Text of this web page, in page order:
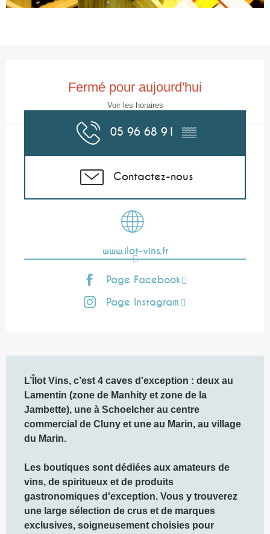
Fermé pour aujourd'hui
Voir les horaires
05 96 68 91 ▒▒
Contactez-nous
www.ilot-vins.fr
Page Facebook
Page Instagram
L’Îlot Vins, c’est 4 caves d'exception : deux au
Lamentin (zone de Manhity et zone de la
Jambette), une à Schoelcher au centre
commercial de Cluny et une au Marin, au village
du Marin.
Les boutiques sont dédiées aux amateurs de
vins, de spiritueux et de produits
gastronomiques d'exception. Vous y trouverez
une large sélection de crus et de marques
exclusives, soigneusement choisies pour